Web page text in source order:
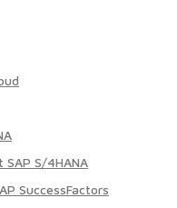
SAP S/4HANA
SuccessFactors